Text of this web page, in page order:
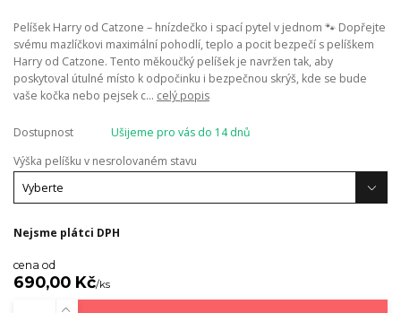
Pelíšek Harry od Catzone – hnízdečko i spací pytel v jednom 🐾 Dopřejte
svému mazlíčkovi maximální pohodlí, teplo a pocit bezpečí s pelíškem
Harry od Catzone. Tento měkoučký pelíšek je navržen tak, aby
poskytoval útulné místo k odpočinku i bezpečnou skrýš, kde se bude
vaše kočka nebo pejsek c... celý popis
Dostupnost
Ušijeme pro vás do 14 dnů
Výška pelíšku v nesrolovaném stavu
Nejsme plátci DPH
cena od
690,00 Kč/ks